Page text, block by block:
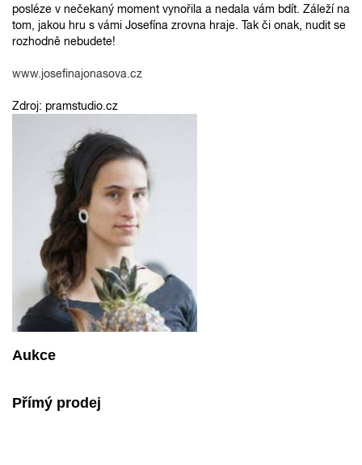
posléze v nečekaný moment vynořila a nedala vám bdít. Záleží na
tom, jakou hru s vámi Josefína zrovna hraje. Tak či onak, nudit se
rozhodně nebudete!
www.josefinajonasova.cz
Zdroj: pramstudio.cz
Aukce
Přímý prodej